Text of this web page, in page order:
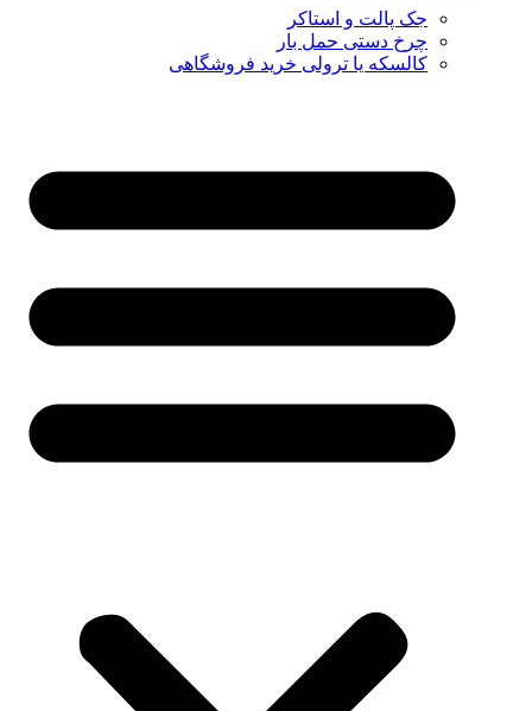
جک پالت و استاکر
چرخ دستی حمل بار
کالسکه یا ترولی خرید فروشگاهی